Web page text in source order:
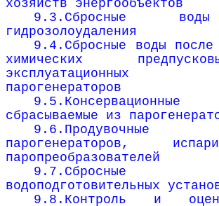
хозяйств энергообъектов
9.3.Сбросные
гидрозолоудаления
9.4.Сбросные воды после
химических
эксплуатационных
парогенераторов
сбрасываемые из
парогенераторов,
паропреобразователей
водоподготовительных
9.8.Контроль и